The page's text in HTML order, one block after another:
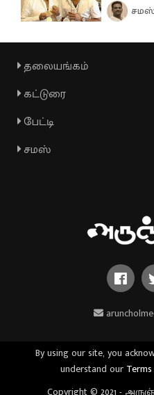
சமஸ்
தலையங்கம்
கட்டுரை
பேட்டி
சமஸ்
By using our site, you
understand our